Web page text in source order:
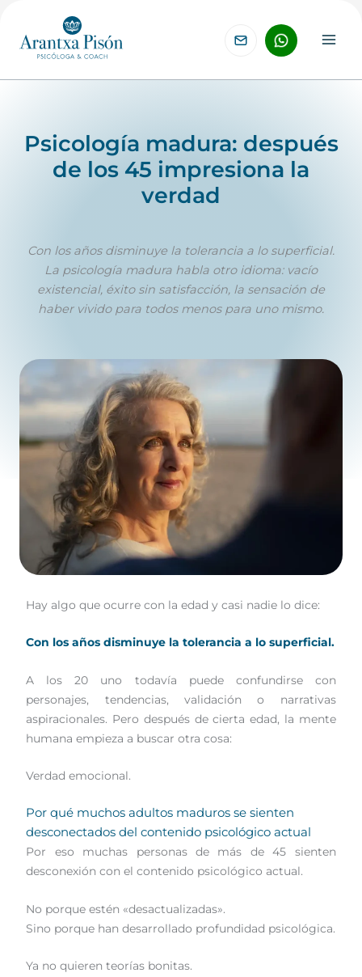
contenido
Psicología madura: después
de los 45 impresiona la
verdad
Con los años disminuye la tolerancia a lo superficial.
La psicología madura habla otro idioma: vacío
existencial, éxito sin satisfacción, la sensación de
haber vivido para todos menos para uno mismo.
mayo 19, 2026/2 minutes of reading
Hay algo que ocurre con la edad y casi nadie lo dice:
Con los años disminuye la tolerancia a lo superficial.
A los 20 uno todavía puede confundirse con
personajes, tendencias, validación o narrativas
aspiracionales. Pero después de cierta edad, la mente
humana empieza a buscar otra cosa:
Verdad emocional.
Por qué muchos adultos maduros se sienten
desconectados del contenido psicológico actual
Por eso muchas personas de más de 45 sienten
desconexión con el contenido psicológico actual.
No porque estén «desactualizadas».
Sino porque han desarrollado profundidad psicológica.
Ya no quieren teorías bonitas.